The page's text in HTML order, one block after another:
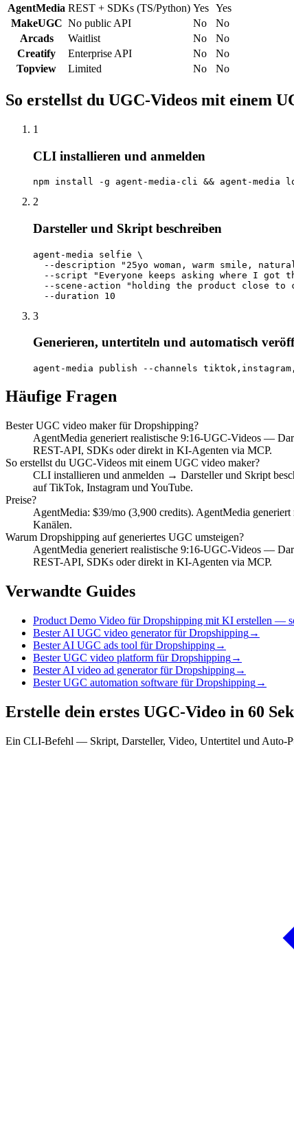
AgentMedia REST + SDKs (TS/Python) Yes Yes
MakeUGC No public API No No
Arcads
Waitlist No No
Creatify
Enterprise API No No
Topview
Limited No No
So erstellst du UGC-Videos mit einem
1
CLI installieren und anmelden
npm install -g agent-media-cli && agent-media
2
Darsteller und Skript beschreiben
agent-media selfie \
--description "25yo woman, warm smile,
--script "Everyone keeps asking where I got
--scene-action "holding the product close to
  --duration 10
3
Generieren, untertiteln und automatisch
agent-media publish --channels
Häufige Fragen
Bester UGC video maker für Dropshipping?
AgentMedia generiert realistische 9:16-UGC-Videos —
REST-API, SDKs oder direkt in KI-Agenten via MCP.
So erstellst du UGC-Videos mit einem UGC video maker?
CLI installieren und anmelden → Darsteller und Skript
auf TikTok, Instagram und YouTube.
Preise?
AgentMedia: $39/mo (3,900 credits). AgentMedia
Kanälen.
Warum Dropshipping auf generiertes UGC umsteigen?
AgentMedia generiert realistische 9:16-UGC-Videos —
REST-API, SDKs oder direkt in KI-Agenten via MCP.
Verwandte Guides
Product Demo Video für Dropshipping mit KI erstellen —
Bester AI UGC video generator für Dropshipping→
Bester AI UGC ads tool für Dropshipping→
Bester UGC video platform für Dropshipping→
Bester AI video ad generator für Dropshipping→
Bester UGC automation software für Dropshipping→
Erstelle dein erstes UGC-Video in 60
Ein CLI-Befehl — Skript, Darsteller, Video, Untertitel und Auto-